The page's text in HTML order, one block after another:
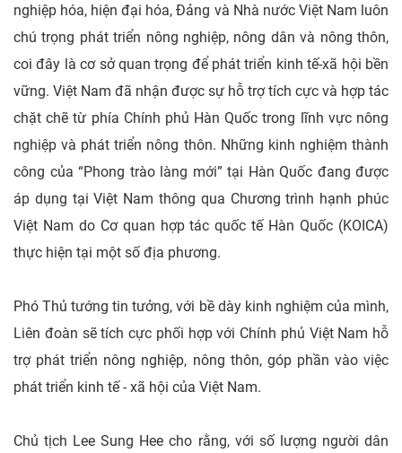
nghiệp hóa, hiện đại hóa, Đảng và Nhà nước Việt Nam luôn
chú trọng phát triển nông nghiệp, nông dân và nông thôn,
coi đây là cơ sở quan trọng để phát triển kinh tế-xã hội bền
vững. Việt Nam đã nhận được sự hỗ trợ tích cực và hợp tác
chặt chẽ từ phía Chính phủ Hàn Quốc trong lĩnh vực nông
nghiệp và phát triển nông thôn. Những kinh nghiệm thành
công của “Phong trào làng mới” tại Hàn Quốc đang được
áp dụng tại Việt Nam thông qua Chương trình hạnh phúc
Việt Nam do Cơ quan hợp tác quốc tế Hàn Quốc (KOICA)
thực hiện tại một số địa phương.
Phó Thủ tướng tin tưởng, với bề dày kinh nghiệm của mình,
Liên đoàn sẽ tích cực phối hợp với Chính phủ Việt Nam hỗ
trợ phát triển nông nghiệp, nông thôn, góp phần vào việc
phát triển kinh tế - xã hội của Việt Nam.
Chủ tịch Lee Sung Hee cho rằng, với số lượng người dân